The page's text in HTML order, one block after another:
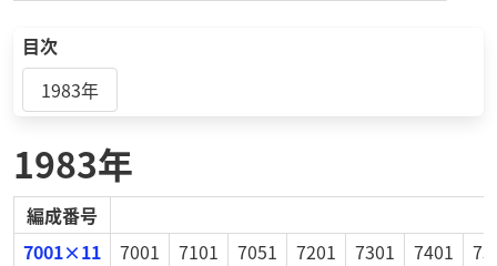
目次
1983年
1983年
編成番号
7001×11
7001 7101 7051 7201 7301 7401